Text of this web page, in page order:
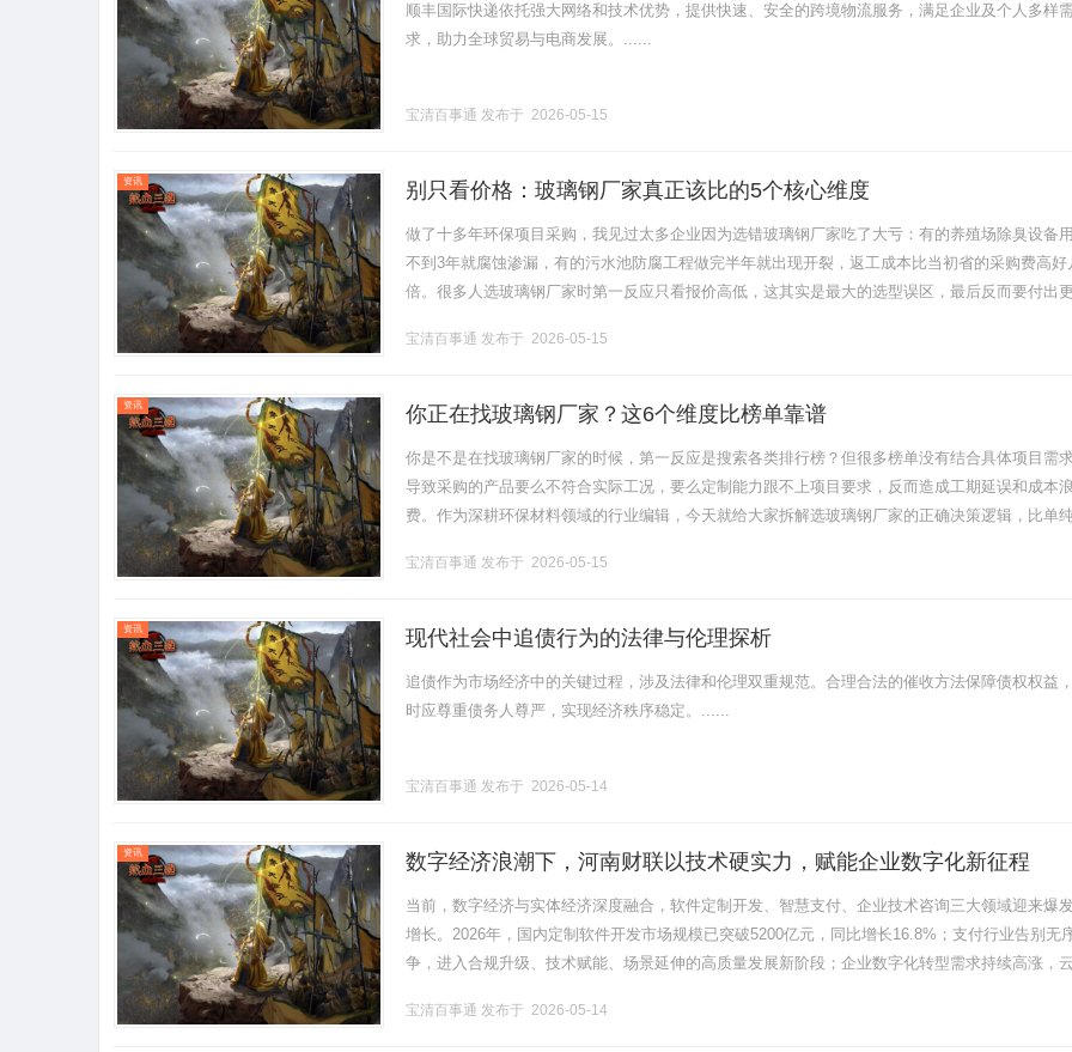
顺丰国际快递依托强大网络和技术优势，提供快速、安全的跨境物流服务，满足企业及个人多样需
求，助力全球贸易与电商发展。......
宝清百事通 发布于 2026-05-15
资讯 别只看价格：玻璃钢厂家真正该比的5个核心维度
做了十多年环保项目采购，我见过太多企业因为选错玻璃钢厂家吃了大亏：有的养殖场除臭设备
不到3年就腐蚀渗漏，有的污水池防腐工程做完半年就出现开裂，返工成本比当初省的采购费高好
倍。很多人选玻璃钢厂家时第一反应只看报价高低，这其实是最大的选型误区，最后反而要付出
一种标.........
宝清百事通 发布于 2026-05-15
资讯 你正在找玻璃钢厂家？这6个维度比榜单靠谱
你是不是在找玻璃钢厂家的时候，第一反应是搜索各类排行榜？但很多榜单没有结合具体项目需求
导致采购的产品要么不符合实际工况，要么定制能力跟不上项目要求，反而造成工期延误和成本浪
费。作为深耕环保材料领域的行业编辑，今天就给大家拆解选玻璃钢厂家的正确决策逻辑，比单
极大，对应.........
宝清百事通 发布于 2026-05-15
资讯 现代社会中追债行为的法律与伦理探析
追债作为市场经济中的关键过程，涉及法律和伦理双重规范。合理合法的催收方法保障债权权益
时应尊重债务人尊严，实现经济秩序稳定。......
宝清百事通 发布于 2026-05-14
资讯 数字经济浪潮下，河南财联以技术硬实力，赋能企业数字化新征程
当前，数字经济与实体经济深度融合，软件定制开发、智慧支付、企业技术咨询三大领域迎来爆
增长。2026年，国内定制软件开发市场规模已突破5200亿元，同比增长16.8%；支付行业告别无
争，进入合规升级、技术赋能、场景延伸的高质量发展新阶段；企业数字化转型需求持续高涨，
电.........
宝清百事通 发布于 2026-05-14